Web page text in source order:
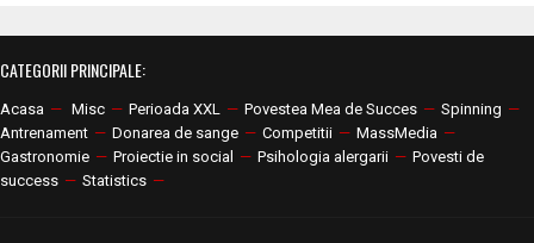
CATEGORII PRINCIPALE:
Acasa — Misc — Perioada XXL — Povestea Mea de Succes — Spinning —
Antrenament — Donarea de sange — Competitii — MassMedia —
Gastronomie — Proiectie in social — Psihologia alergarii — Povesti de
success — Statistics —